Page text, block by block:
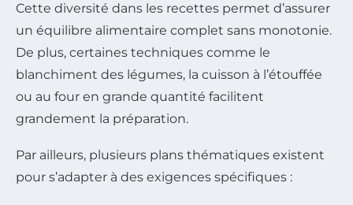
Cette diversité dans les recettes permet d’assurer
un équilibre alimentaire complet sans monotonie.
De plus, certaines techniques comme le
blanchiment des légumes, la cuisson à l’étouffée
ou au four en grande quantité facilitent
grandement la préparation.
Par ailleurs, plusieurs plans thématiques existent
pour s’adapter à des exigences spécifiques :